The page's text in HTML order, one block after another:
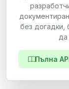
без догадки,
да
Пълна